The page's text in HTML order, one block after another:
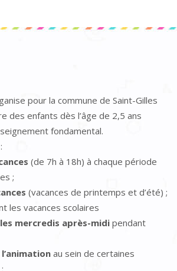
pour la commune de Saint-Gilles
des enfants dès l’âge de 2,5 ans
fondamental.
(de 7h à 18h) à chaque période
;
(vacances de printemps et d’été) ;
les vacances scolaires
mercredis après-midipendant
l’animation au sein de certaines